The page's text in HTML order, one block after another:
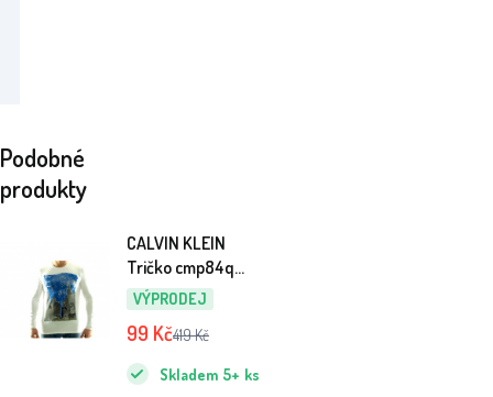
Podobné
produkty
VÝPRODEJ
CALVIN KLEIN
Tričko cmp84q
Blanc
Skladem 5+ ks
99 Kč419Kč